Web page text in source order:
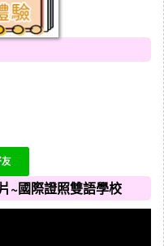
~國際證照雙語學校